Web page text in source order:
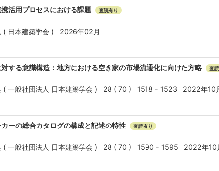
活用プロセスにおける課題 査読有り
( 日本建築学会 ) 2026年02月
する意識構造：地方における空き家の市場流通化に向けた方略 査
( 一般社団法人 日本建築学会 ) 28 ( 70 ) 1518 - 1523 2022年10
ーの総合カタログの構成と記述の特性 査読有り
( 一般社団法人 日本建築学会 ) 28 ( 70 ) 1590 - 1595 2022年10